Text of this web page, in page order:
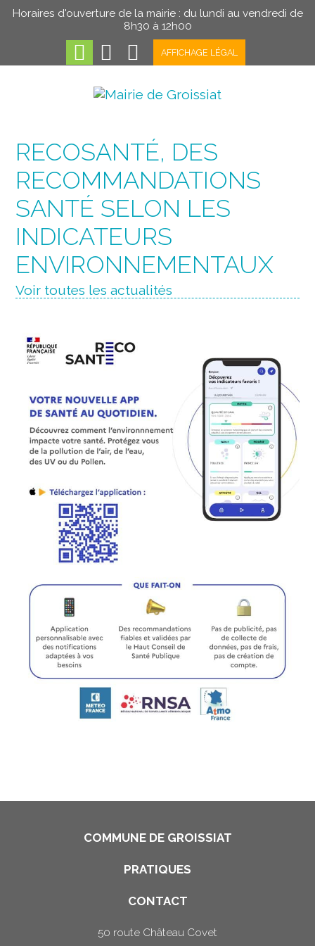
Horaires d'ouverture de la mairie : du lundi au vendredi de
8h30 à 12h00
AFFICHAGE LÉGAL
RECOSANTÉ, DES
RECOMMANDATIONS
SANTÉ SELON LES
INDICATEURS
ENVIRONNEMENTAUX
Voir toutes les actualités
COMMUNE DE GROISSIAT
PRATIQUES
CONTACT
50 route Château Covet